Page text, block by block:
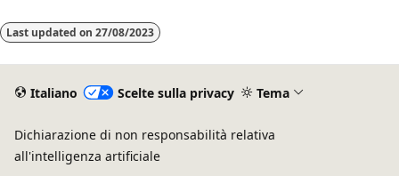
Last updated on 27/08/2023
Italiano Scelte sulla privacy Tema
Dichiarazione di non responsabilità relativa
all'intelligenza artificiale